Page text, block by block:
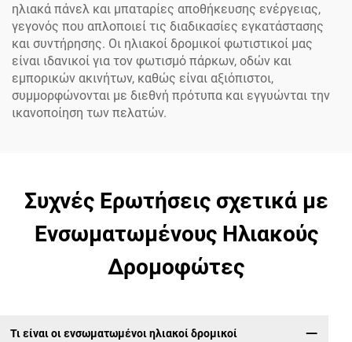
ηλιακά πάνελ και μπαταρίες αποθήκευσης ενέργειας,
γεγονός που απλοποιεί τις διαδικασίες εγκατάστασης
και συντήρησης. Οι ηλιακοί δρομικοί φωτιστικοί μας
είναι ιδανικοί για τον φωτισμό πάρκων, οδών και
εμπορικών ακινήτων, καθώς είναι αξιόπιστοι,
συμμορφώνονται με διεθνή πρότυπα και εγγυώνται την
ικανοποίηση των πελατών.
Συχνές Ερωτήσεις σχετικά με
Ενσωματωμένους Ηλιακούς
Δρομοφώτες
Τι είναι οι ενσωματωμένοι ηλιακοί δρομικοί